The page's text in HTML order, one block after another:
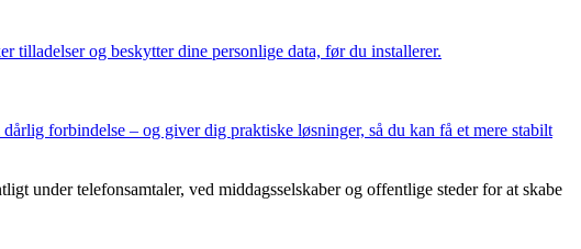
og beskytter dine personlige data, før du installerer.
forbindelse – og giver dig praktiske løsninger, så du kan få et mere stabilt
under telefonsamtaler, ved middagsselskaber og offentlige steder for at skabe